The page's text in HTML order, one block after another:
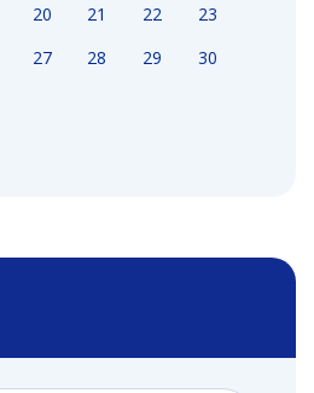
20 21 22
23
27 28 29
30